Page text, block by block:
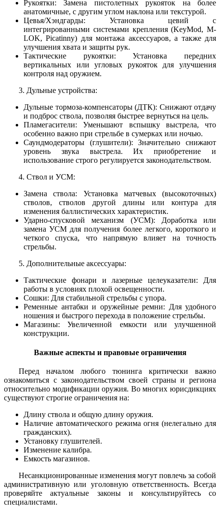
Рукоятки: Замена пистолетных рукояток на более
анатомичные, с другим углом наклона или текстурой.
Цевья/Хэндгарды: Установка цевий с
интегрированными системами крепления (KeyMod, M-
LOK, Picatinny) для монтажа аксессуаров, а также для
улучшения хвата и защиты рук.
Тактические рукоятки: Установка передних
вертикальных или угловых рукояток для улучшения
контроля над оружием.
3. Дульные устройства:
Дульные тормоза-компенсаторы (ДТК): Снижают отдачу
и подброс ствола, позволяя быстрее вернуться на цель.
Пламегасители: Уменьшают вспышку выстрела, что
особенно важно при стрельбе в сумерках или ночью.
Саундмодераторы (глушители): Значительно снижают
уровень звука выстрела. Их приобретение и
использование строго регулируется законодательством.
4. Ствол и УСМ:
Замена ствола: Установка матчевых (высокоточных)
стволов, стволов другой длины или контура для
изменения баллистических характеристик.
Ударно-спусковой механизм (УСМ): Доработка или
замена УСМ для получения более легкого, короткого и
четкого спуска, что напрямую влияет на точность
стрельбы.
5. Дополнительные аксессуары:
Тактические фонари и лазерные целеуказатели: Для
работы в условиях плохой освещенности.
Сошки: Для стабильной стрельбы с упора.
Ременные антабки и оружейные ремни: Для удобного
ношения и быстрого перехода в положение стрельбы.
Магазины: Увеличенной емкости или улучшенной
конструкции.
Важные аспекты и правовые ограничения
Перед началом любого тюнинга критически важно
ознакомиться с законодательством своей страны и региона
относительно модификации оружия. Во многих юрисдикциях
существуют строгие ограничения на:
Длину ствола и общую длину оружия.
Наличие автоматического режима огня (нелегально для
гражданских).
Установку глушителей.
Изменение калибра.
Емкость магазинов.
Несанкционированные изменения могут повлечь за собой
административную или уголовную ответственность. Всегда
проверяйте актуальные законы и консультируйтесь со
специалистами.